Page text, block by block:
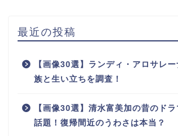
最近の投稿
【画像30選】ランディ・アロサレ
族と生い立ちを調査！
【画像30選】清水富美加の昔のド
話題！復帰間近のうわさは本当？